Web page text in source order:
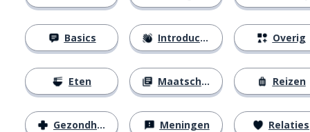
Basics
Eten
Gezondheid
Introducties
Maatschappij
Meningen
Overig
Reizen
Relaties